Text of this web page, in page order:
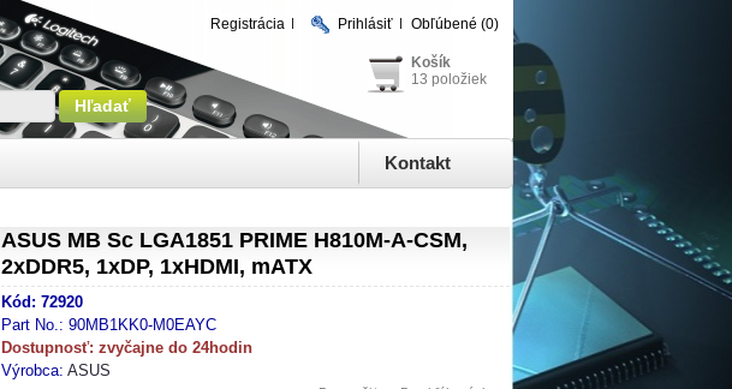
Registrácia Prihlásiť Obľúbené (0)
Košík
13 položiek
Kontakt
ASUS MB Sc LGA1851 PRIME H810M-A-CSM,
2xDDR5, 1xDP, 1xHDMI, mATX
Kód: 72920
Part No.: 90MB1KK0-M0EAYC
Dostupnosť: zvyčajne do 24hodin
Výrobca: ASUS